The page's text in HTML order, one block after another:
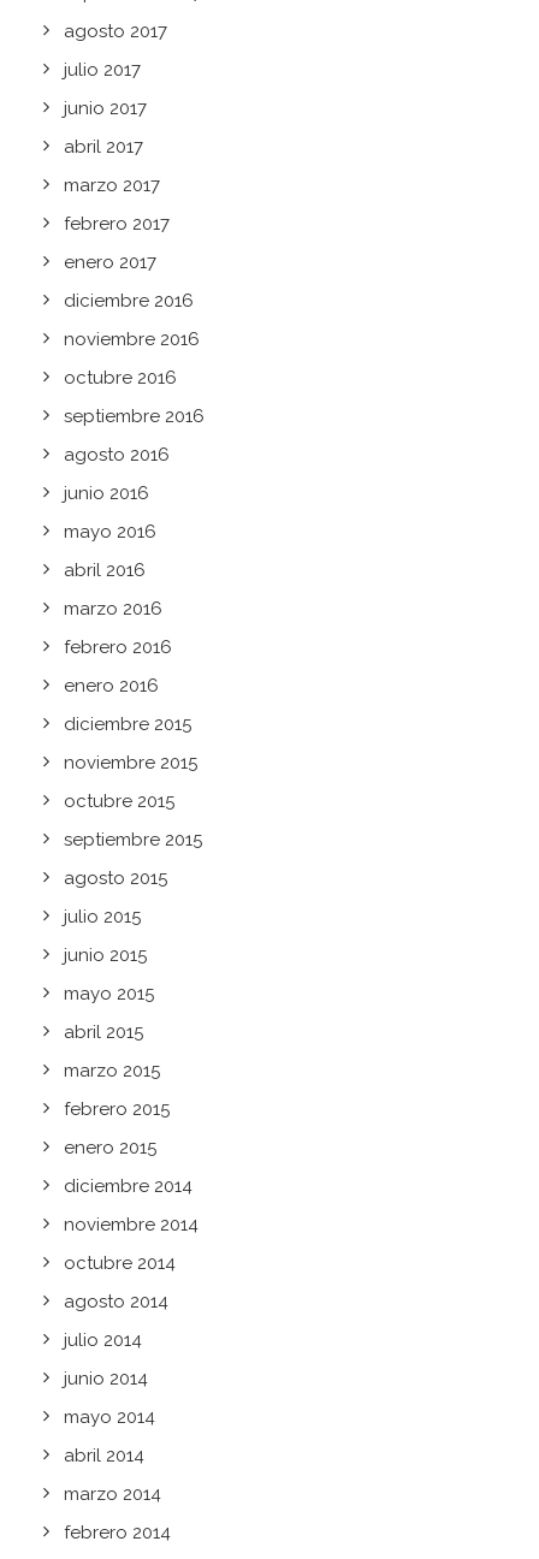
agosto 2017
julio 2017
junio 2017
abril 2017
marzo 2017
febrero 2017
enero 2017
diciembre 2016
noviembre 2016
octubre 2016
septiembre 2016
agosto 2016
junio 2016
mayo 2016
abril 2016
marzo 2016
febrero 2016
enero 2016
diciembre 2015
noviembre 2015
octubre 2015
septiembre 2015
agosto 2015
julio 2015
junio 2015
mayo 2015
abril 2015
marzo 2015
febrero 2015
enero 2015
diciembre 2014
noviembre 2014
octubre 2014
agosto 2014
julio 2014
junio 2014
mayo 2014
abril 2014
marzo 2014
febrero 2014